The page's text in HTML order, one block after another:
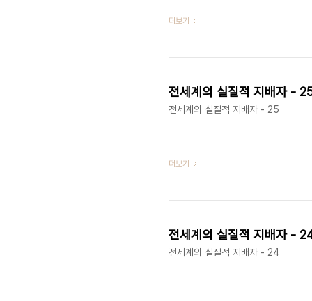
더보기
전세계의 실질적 지배자 -
전세계의 실질적 지배자 - 25
더보기
전세계의 실질적 지배자 -
전세계의 실질적 지배자 - 24